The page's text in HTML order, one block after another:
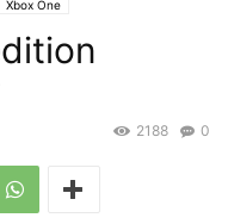
Xbox One
0
2188